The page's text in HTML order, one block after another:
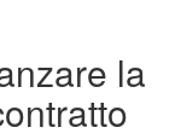
la